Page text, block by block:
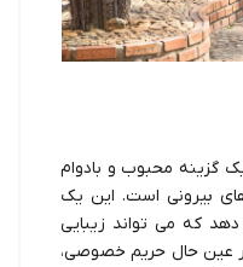
گزینه محبوب و بادوام
بیرونی است. این یک
که می تواند زیبایی
عین حال حریم خصوصی،